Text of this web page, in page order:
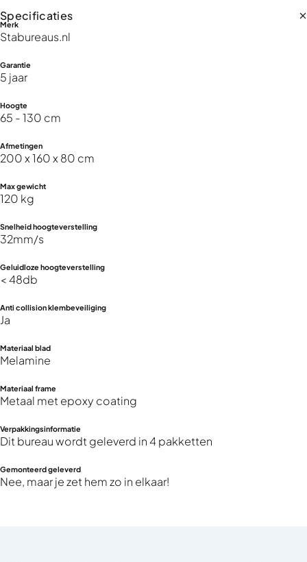
Specificaties
Merk
Stabureaus.nl
Garantie
5 jaar
Hoogte
65 - 130 cm
Afmetingen
200 x 160 x 80 cm
Max gewicht
120 kg
Snelheid hoogteverstelling
32mm/s
Geluidloze hoogteverstelling
< 48db
Anti collision klembeveiliging
Ja
Materiaal blad
Melamine
Materiaal frame
Metaal met epoxy coating
Verpakkingsinformatie
Dit bureau wordt geleverd in 4 pakketten
Gemonteerd geleverd
Nee, maar je zet hem zo in elkaar!